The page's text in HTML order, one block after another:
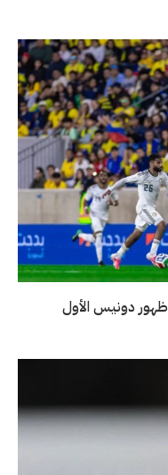
ظهور دونيس الأول